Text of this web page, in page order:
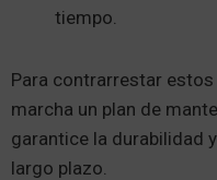
tiempo.
Para contrarrestar
marcha un plan de
garantice la durabilidad
largo plazo.